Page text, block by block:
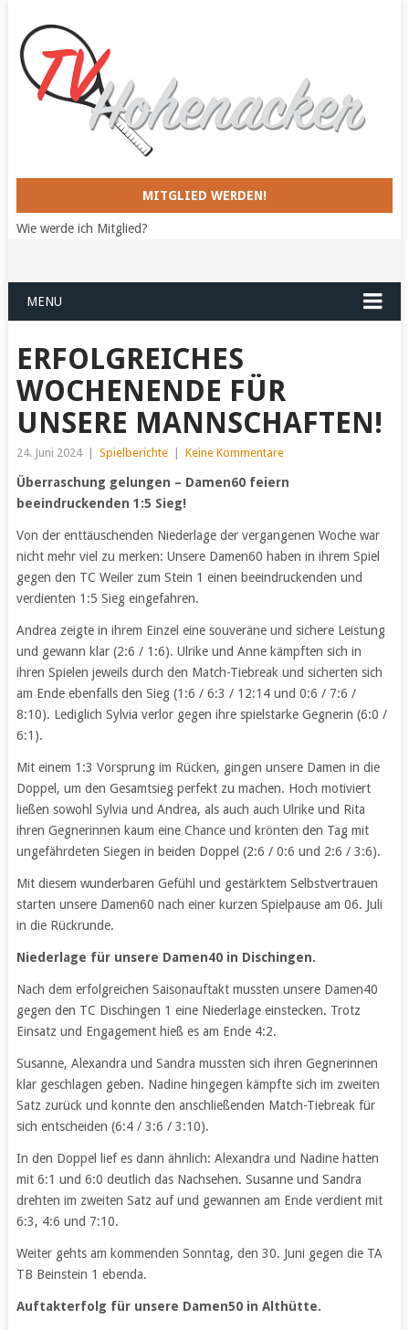
MITGLIED WERDEN!
Wie werde ich Mitglied?
MENU
ERFOLGREICHES
WOCHENENDE FÜR
UNSERE MANNSCHAFTEN!
24. Juni 2024 Spielberichte Keine Kommentare
Überraschung gelungen – Damen60 feiern
beeindruckenden 1:5 Sieg!
Von der enttäuschenden Niederlage der vergangenen Woche war
nicht mehr viel zu merken: Unsere Damen60 haben in ihrem Spiel
gegen den TC Weiler zum Stein 1 einen beeindruckenden und
verdienten 1:5 Sieg eingefahren.
Andrea zeigte in ihrem Einzel eine souveräne und sichere Leistung
und gewann klar (2:6 / 1:6). Ulrike und Anne kämpften sich in
ihren Spielen jeweils durch den Match-Tiebreak und sicherten sich
am Ende ebenfalls den Sieg (1:6 / 6:3 / 12:14 und 0:6 / 7:6 /
8:10). Lediglich Sylvia verlor gegen ihre spielstarke Gegnerin (6:0 /
6:1).
Mit einem 1:3 Vorsprung im Rücken, gingen unsere Damen in die
Doppel, um den Gesamtsieg perfekt zu machen. Hoch motiviert
ließen sowohl Sylvia und Andrea, als auch auch Ulrike und Rita
ihren Gegnerinnen kaum eine Chance und krönten den Tag mit
ungefährdeten Siegen in beiden Doppel (2:6 / 0:6 und 2:6 / 3:6).
Mit diesem wunderbaren Gefühl und gestärktem Selbstvertrauen
starten unsere Damen60 nach einer kurzen Spielpause am 06. Juli
in die Rückrunde.
Niederlage für unsere Damen40 in Dischingen.
Nach dem erfolgreichen Saisonauftakt mussten unsere Damen40
gegen den TC Dischingen 1 eine Niederlage einstecken. Trotz
Einsatz und Engagement hieß es am Ende 4:2.
Susanne, Alexandra und Sandra mussten sich ihren Gegnerinnen
klar geschlagen geben. Nadine hingegen kämpfte sich im zweiten
Satz zurück und konnte den anschließenden Match-Tiebreak für
sich entscheiden (6:4 / 3:6 / 3:10).
In den Doppel lief es dann ähnlich: Alexandra und Nadine hatten
mit 6:1 und 6:0 deutlich das Nachsehen. Susanne und Sandra
drehten im zweiten Satz auf und gewannen am Ende verdient mit
6:3, 4:6 und 7:10.
Weiter gehts am kommenden Sonntag, den 30. Juni gegen die TA
TB Beinstein 1 ebenda.
Auftakterfolg für unsere Damen50 in Althütte.